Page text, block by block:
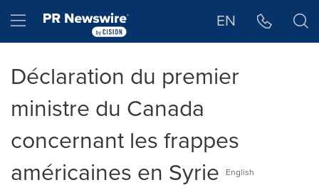
Hamburger menu EN
Déclaration du premier
ministre du Canada
concernant les frappes
américaines en Syrie
English